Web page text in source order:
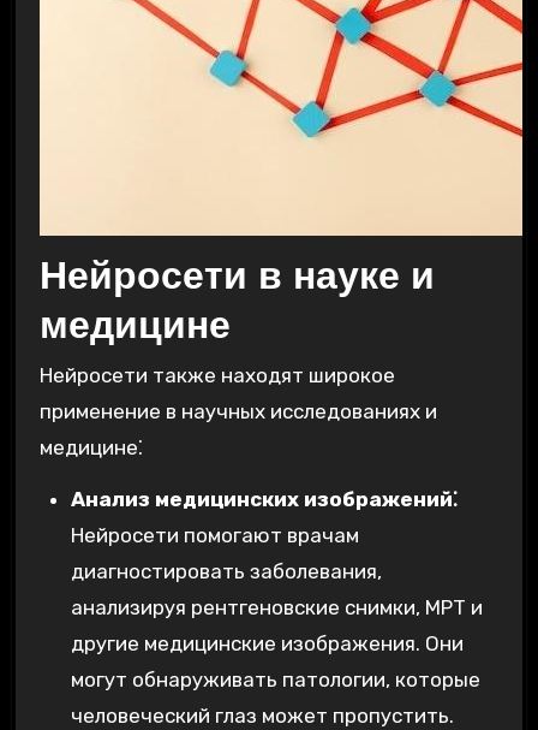
Нейросети в науке и
медицине
Нейросети также находят широкое
применение в научных исследованиях и
медицине⁚
Анализ медицинских изображений⁚
Нейросети помогают врачам
диагностировать заболевания,
анализируя рентгеновские снимки, МРТ и
другие медицинские изображения. Они
могут обнаруживать патологии, которые
человеческий глаз может пропустить.